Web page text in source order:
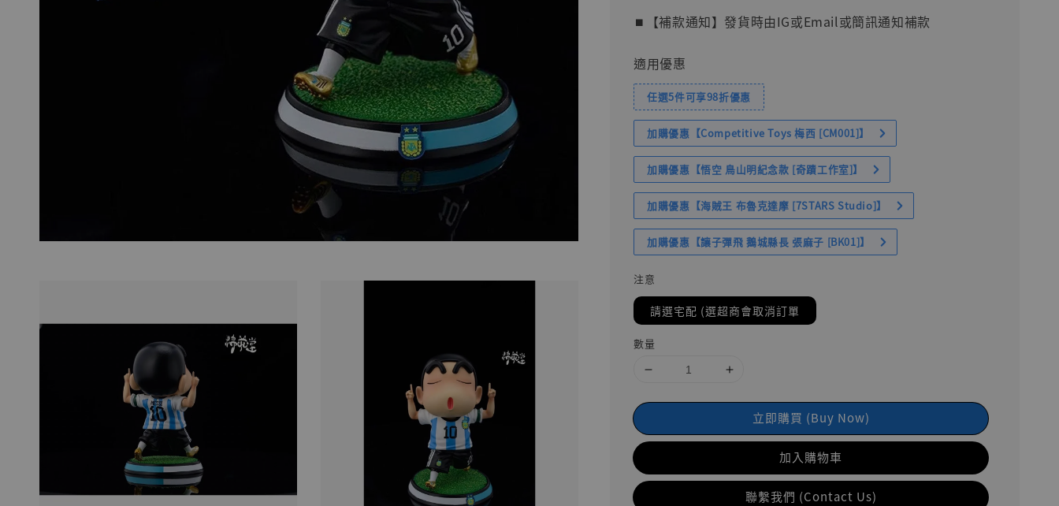
⏹︎【補款通知】發貨時由IG或Email或簡訊通知補款
適用優惠
任選5件可享98折優惠
加購優惠【Competitive Toys 梅西 [CM001]】
加購優惠【悟空 鳥山明紀念款 [奇蹟工作室]】
加購優惠【海賊王 布魯克達摩 [7STARS Studio]】
加購優惠【讓子彈飛 鵝城縣長 張麻子 [BK01]】
注意
請選宅配 (選超商會取消訂單
數量
立即購買 (Buy Now)
加入購物車
聯繫我們 (Contact Us)